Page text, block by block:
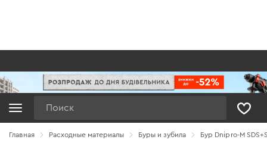
Главная Расходные материалы Буры и зубила Бур Dnipro-M